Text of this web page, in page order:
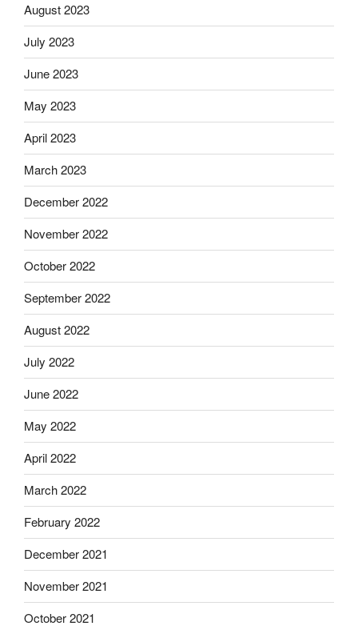
August 2023
July 2023
June 2023
May 2023
April 2023
March 2023
December 2022
November 2022
October 2022
September 2022
August 2022
July 2022
June 2022
May 2022
April 2022
March 2022
February 2022
December 2021
November 2021
October 2021